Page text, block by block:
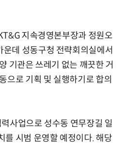
지속경영본부장과 정원오
데 성동구청 전략회의실에서
기관은 쓰레기 없는 깨끗한 거
으로 기획 및 실행하기로 합의
사업으로 성수동 연무장길 일
를 시범 운영할 예정이다. 해당